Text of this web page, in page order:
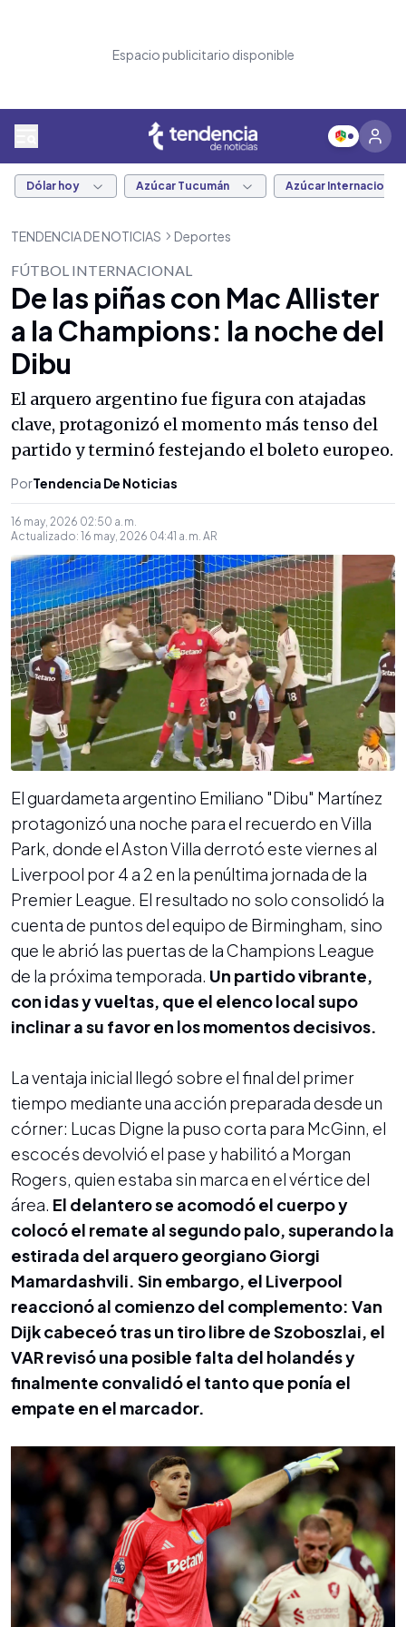
Espacio publicitario disponible
Dólar hoy Azúcar Tucumán Azúcar Internacional
TENDENCIA DE NOTICIAS Deportes
FÚTBOL INTERNACIONAL
De las piñas con Mac Allister
a la Champions: la noche del
Dibu
El arquero argentino fue figura con atajadas
clave, protagonizó el momento más tenso del
partido y terminó festejando el boleto europeo.
PorTendencia De Noticias
16 may, 2026 02:50 a. m.
Actualizado: 16 may, 2026 04:41 a. m. AR
El guardameta argentino Emiliano "Dibu" Martínez
protagonizó una noche para el recuerdo en Villa
Park, donde el Aston Villa derrotó este viernes al
Liverpool por 4 a 2 en la penúltima jornada de la
Premier League. El resultado no solo consolidó la
cuenta de puntos del equipo de Birmingham, sino
que le abrió las puertas de la Champions League
de la próxima temporada. Un partido vibrante,
con idas y vueltas, que el elenco local supo
inclinar a su favor en los momentos decisivos.
La ventaja inicial llegó sobre el final del primer
tiempo mediante una acción preparada desde un
córner: Lucas Digne la puso corta para McGinn, el
escocés devolvió el pase y habilitó a Morgan
Rogers, quien estaba sin marca en el vértice del
área. El delantero se acomodó el cuerpo y
colocó el remate al segundo palo, superando la
estirada del arquero georgiano Giorgi
Mamardashvili. Sin embargo, el Liverpool
reaccionó al comienzo del complemento: Van
Dijk cabeceó tras un tiro libre de Szoboszlai, el
VAR revisó una posible falta del holandés y
finalmente convalidó el tanto que ponía el
empate en el marcador.